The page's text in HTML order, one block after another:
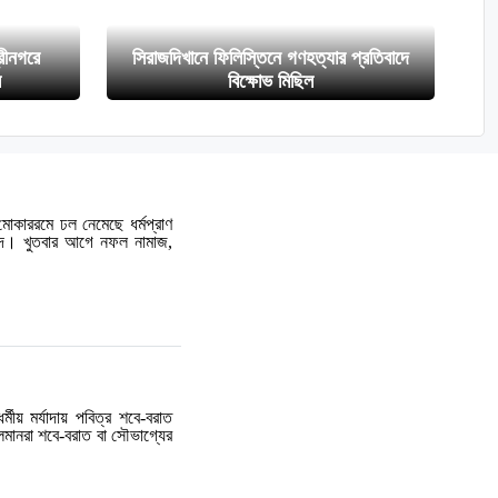
সিরাজদিখানে ফিলিস্তিনে গণহত্যার প্রতিবাদে
বিক্ষোভ মিছিল
ঢল নেমেছে ধর্মপ্রাণ
খুতবার আগে নফল নামাজ,
মর্যাদায় পবিত্র শবে-বরাত
শবে-বরাত বা সৌভাগ্যের